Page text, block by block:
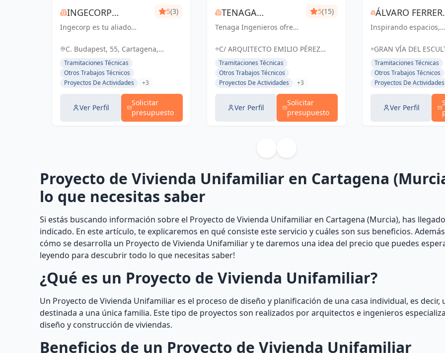
INGECORP
PROYECTOS
Ingecorp es tu aliado
la realización de tu
proyecto. Especializados
en licencias, proyectos
ejecutivos, reformas y
energía solar. Expertos
5(3)
C. Budapest, 55, Cartagena,
España, España
Tramitaciones Técnicas
Otros Trabajos Técnicos
Proyectos De Actividades
+3
Ver Perfil
Solicitar
presupuesto
TENAGA
INGENIEROS SL
Tenaga Ingenieros ofrece
en ingeniería, centrados
energética y reducir
costos para sus clientes.
Desde proyectos hasta
5(15)
C/ ARQUITECTO EMILIO PÉREZ
PIÑERO Nº 17 BAJO MURCIA,
España
Tramitaciones Técnicas
Otros Trabajos Técnicos
Proyectos De Actividades
+3
Ver Perfil
Solicitar
presupuesto
ÁLVARO FERRER,
ARQUITECTO
Inspirando espacios,
GRAN VÍA DEL
FRANCISCO
ESPAÑA, España
Tramitaciones Técnicas
Otros Trabajos Técnicos
Proyectos De Actividades
Ver Perfil
Proyecto de Vivienda Unifamiliar en Cartagena
lo que necesitas saber
Si estás buscando información sobre el Proyecto de Vivienda Unifamiliar en Cartagena (Murcia), has
indicado. En este artículo, te explicaremos en qué consiste este servicio y cuáles son sus beneficios.
cómo se desarrolla un Proyecto de Vivienda Unifamiliar y te daremos una idea del precio que puedes
leyendo para descubrir todo lo que necesitas saber!
¿Qué es un Proyecto de Vivienda Unifamiliar?
Un Proyecto de Vivienda Unifamiliar es el proceso de diseño y planificación de una casa individual, es decir,
destinada a una única familia. Este tipo de proyectos son realizados por arquitectos e ingenieros
diseño y construcción de viviendas.
Beneficios de un Proyecto de Vivienda Unifamiliar